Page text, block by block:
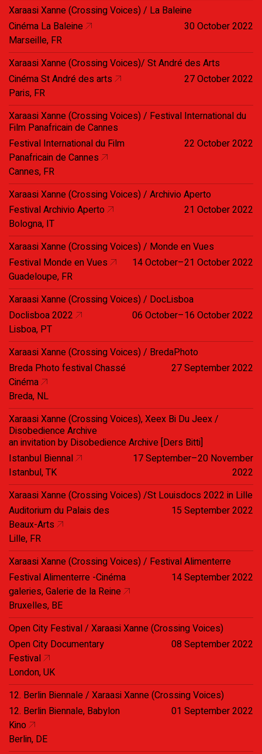
Xaraasi Xanne (Crossing Voices) / La Baleine
Cinéma La Baleine
Marseille, FR
30 October 2022
Xaraasi Xanne (Crossing Voices)/ St André des Arts
Cinéma St André des arts
Paris, FR
27 October 2022
Xaraasi Xanne (Crossing Voices) / Festival International du
Film Panafricain de Cannes
Festival International du Film
Panafricain de Cannes
Cannes, FR
22 October 2022
Xaraasi Xanne (Crossing Voices) / Archivio Aperto
Festival Archivio Aperto
Bologna, IT
21 October 2022
Xaraasi Xanne (Crossing Voices) / Monde en Vues
Festival Monde en Vues
Guadeloupe, FR
14 October–21 October 2022
Xaraasi Xanne (Crossing Voices) / DocLisboa
Doclisboa 2022
Lisboa, PT
06 October–16 October 2022
Xaraasi Xanne (Crossing Voices) / BredaPhoto
Breda Photo festival Chassé
Cinéma
Breda, NL
27 September 2022
Xaraasi Xanne (Crossing Voices), Xeex Bi Du Jeex /
Disobedience Archive
an invitation by Disobedience Archive [Ders Bitti]
Istanbul Biennal
Istanbul, TK
17 September–20 November
2022
Xaraasi Xanne (Crossing Voices) /St Louisdocs 2022 in Lille
Auditorium du Palais des
Beaux-Arts
Lille, FR
15 September 2022
Xaraasi Xanne (Crossing Voices) / Festival Alimenterre
Festival Alimenterre -Cinéma
galeries, Galerie de la Reine
Bruxelles, BE
14 September 2022
Open City Festival / Xaraasi Xanne (Crossing Voices)
Open City Documentary
Festival
London, UK
08 September 2022
12. Berlin Biennale / Xaraasi Xanne (Crossing Voices)
12. Berlin Biennale, Babylon
Kino
Berlin, DE
01 September 2022